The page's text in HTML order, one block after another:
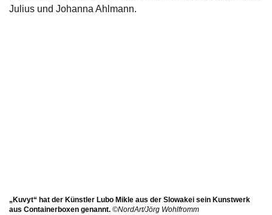
Julius und Johanna Ahlmann.
„Kuvyt“ hat der Künstler Lubo Mikle aus der Slowakei sein Kunstwerk
aus Containerboxen genannt. ©NordArt/Jörg Wohlfromm